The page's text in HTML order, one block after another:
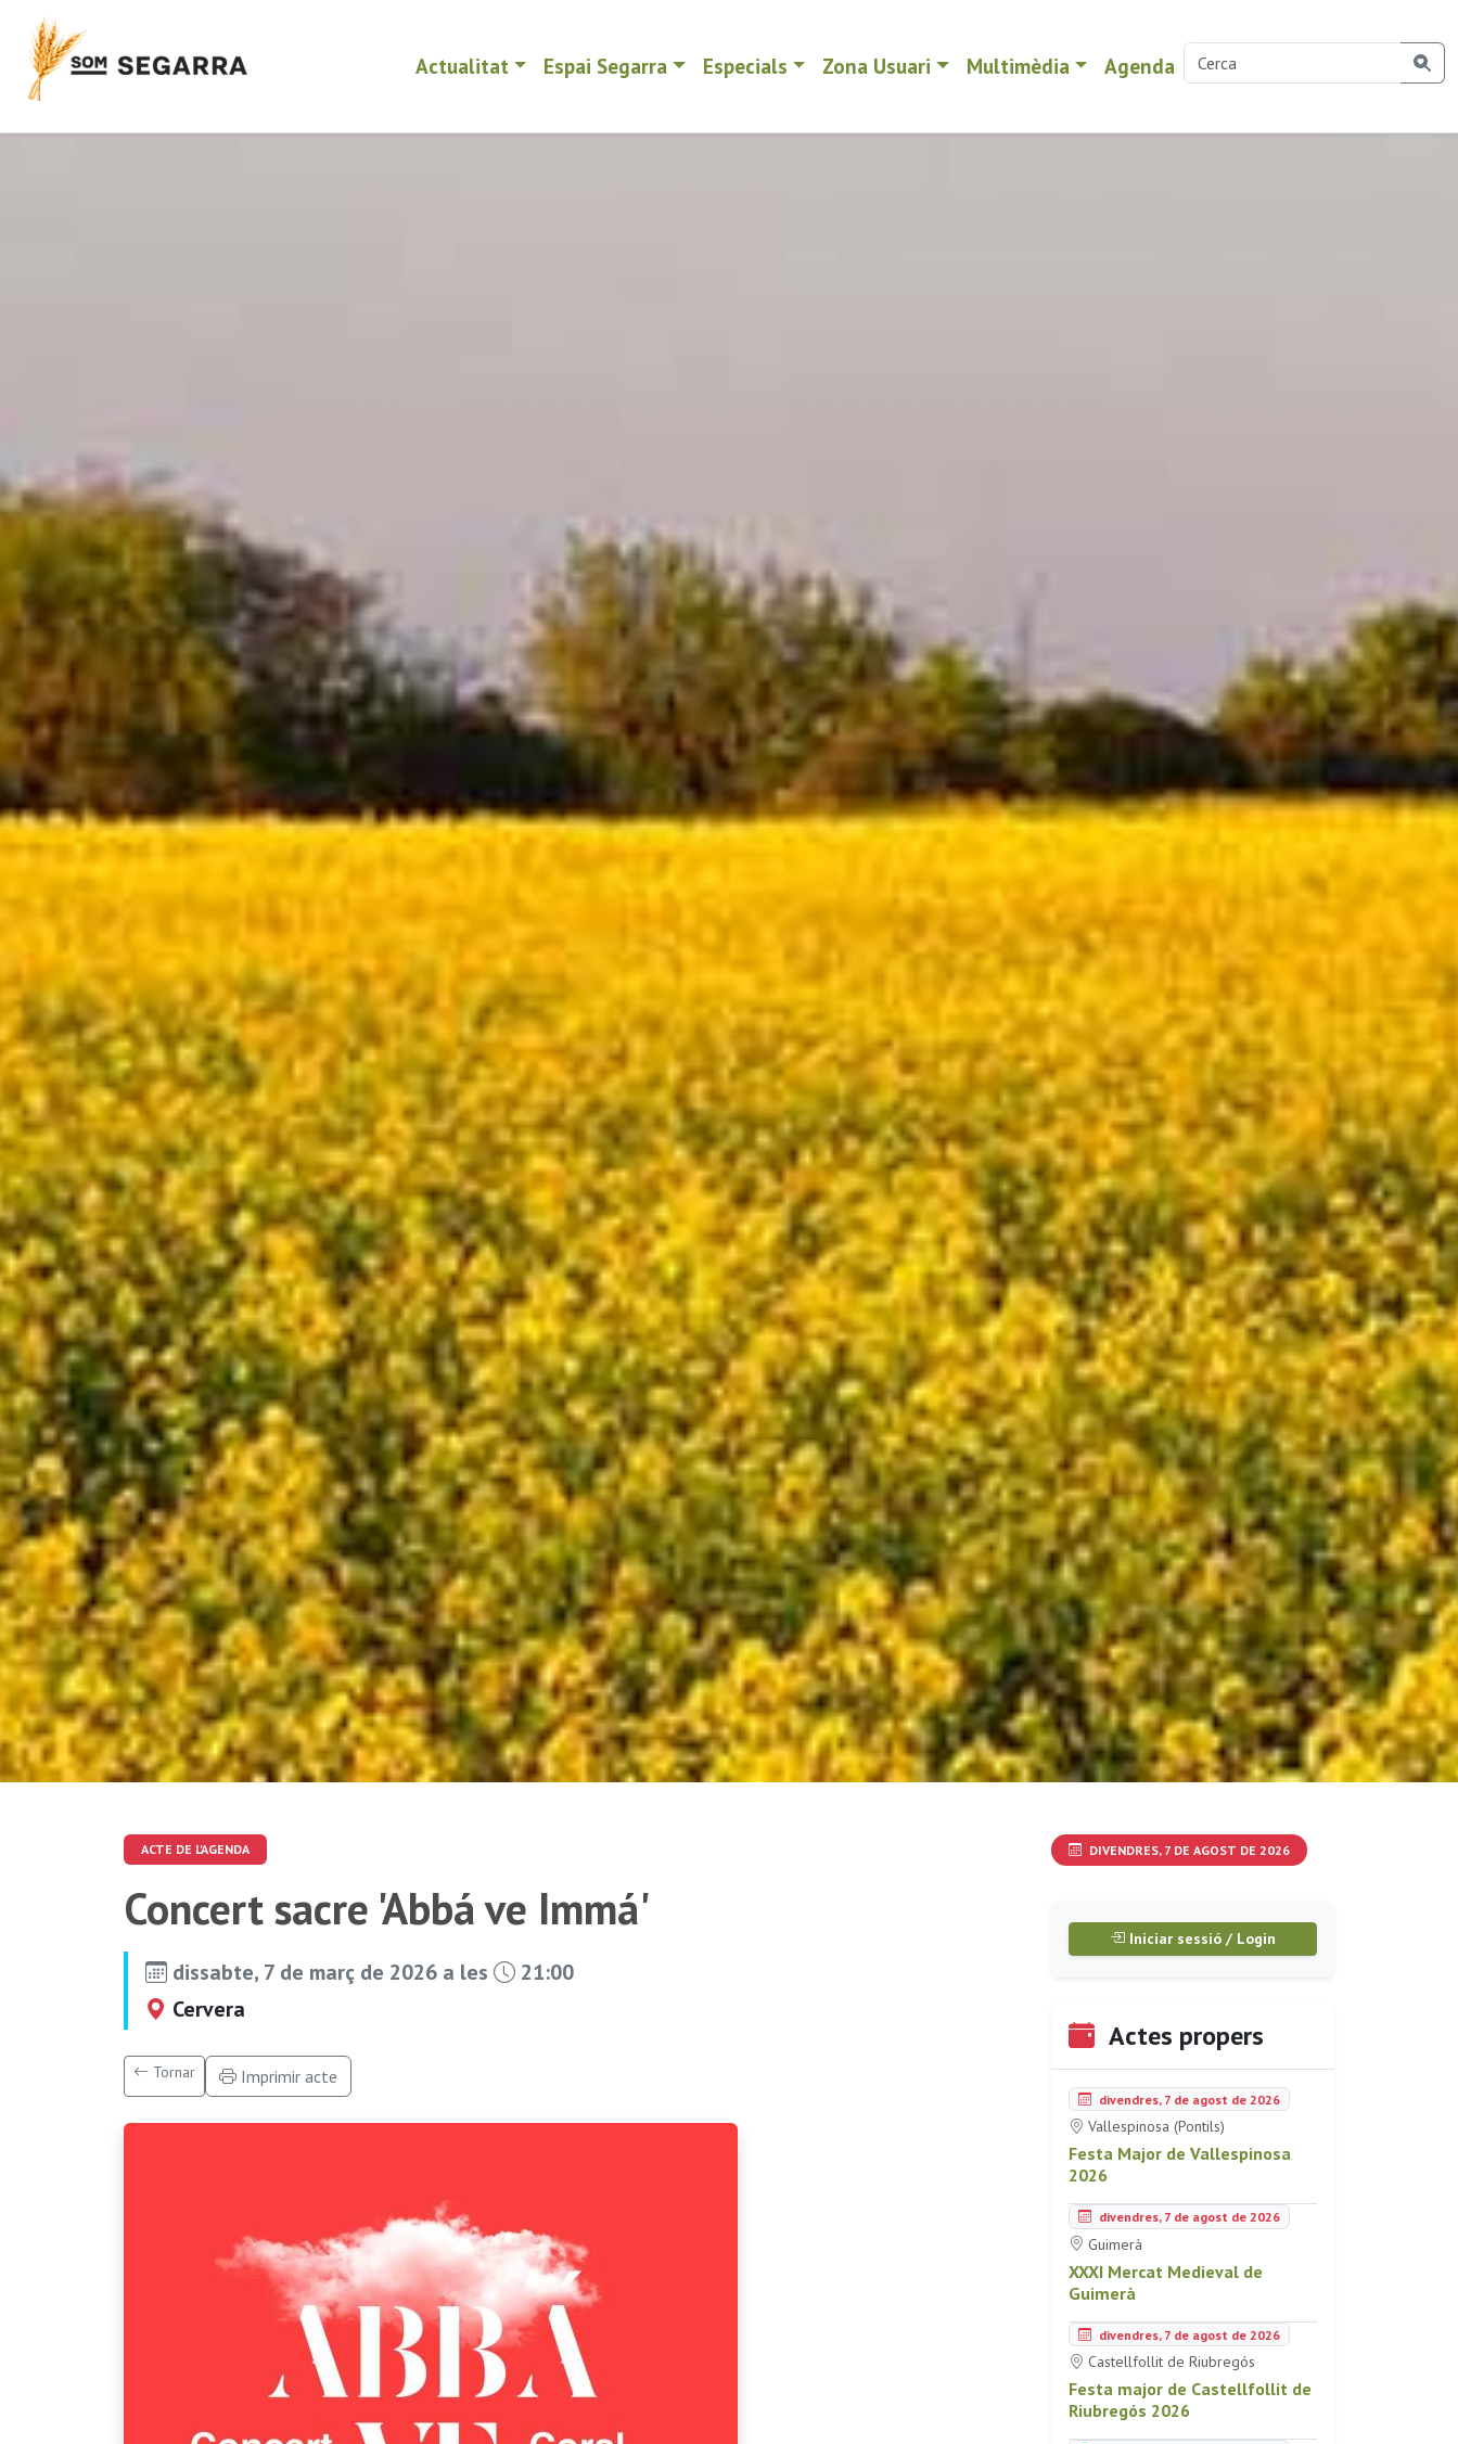
Actualitat Espai Segarra Especials Zona Usuari Multimèdia Agenda
ACTE DE L'AGENDA
Concert sacre 'Abbá ve Immá'
dissabte, 7 de març de 2026 a les
21:00
Cervera
Tornar Imprimir acte
DIVENDRES, 7 DE AGOST DE 2026
Iniciar sessió / Login
Actes propers
divendres, 7 de agost de 2026
Vallespinosa (Pontils)
Festa Major de Vallespinosa
2026
divendres, 7 de agost de 2026
Guimerà
XXXI Mercat Medieval de
Guimerà
divendres, 7 de agost de 2026
Castellfollit de Riubregós
Festa major de Castellfollit de
Riubregós 2026